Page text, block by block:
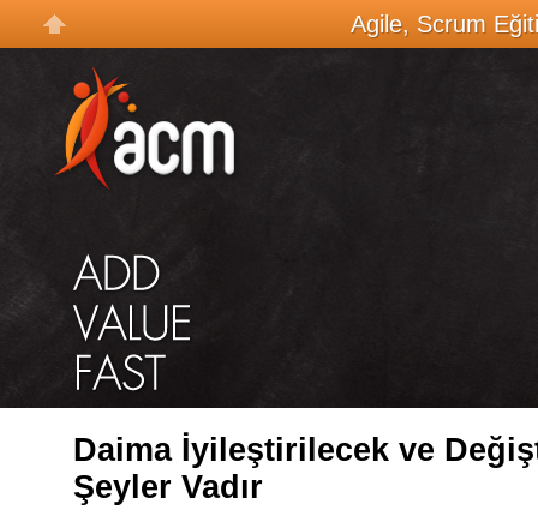
Daima İyileştirilecek ve
Şeyler Vadır
Agile, Scrum